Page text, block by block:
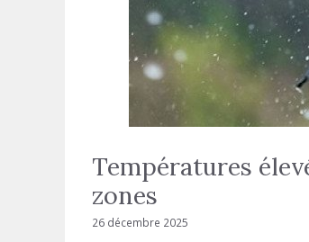
Températures
zones
26 décembre 2025